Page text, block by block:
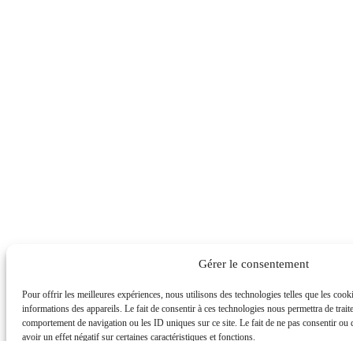
Gérer le consentement
Pour offrir les meilleures expériences, nous utilisons des technologies telles que les
informations des appareils. Le fait de consentir à ces technologies nous permettra de
comportement de navigation ou les ID uniques sur ce site. Le fait de ne pas consentir ou
avoir un effet négatif sur certaines caractéristiques et fonctions.